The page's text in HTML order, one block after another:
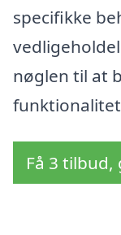
specifikke
nøglen til at
Få 3